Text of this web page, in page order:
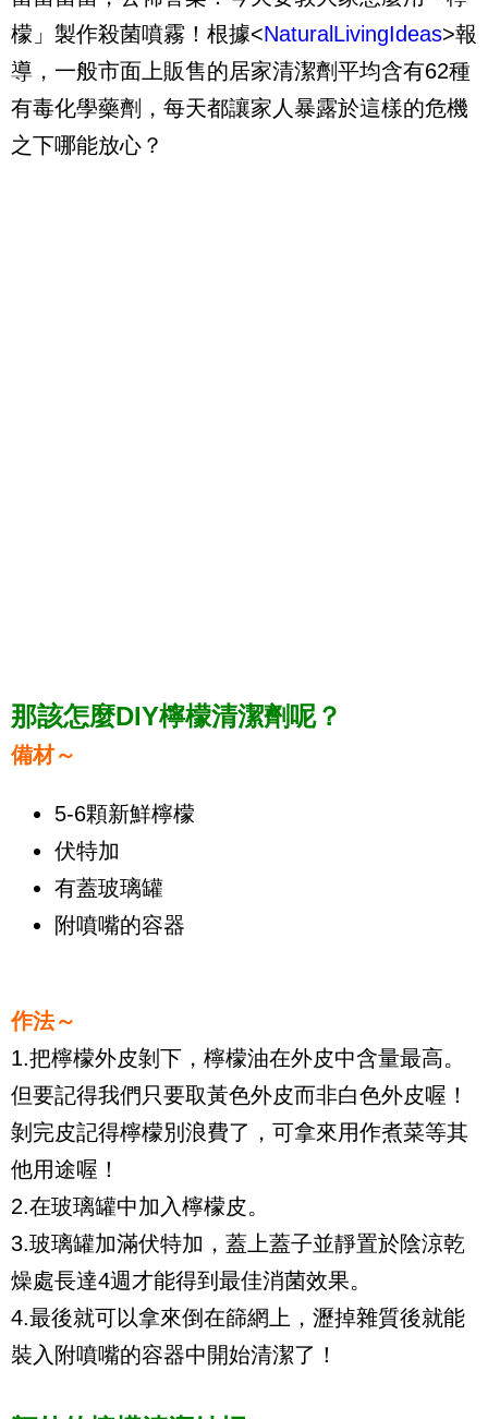
檬」製作殺菌噴霧！根據<NaturalLivingIdeas>報
導，一般市面上販售的居家清潔劑平均含有62種
有毒化學藥劑，每天都讓家人暴露於這樣的危機
之下哪能放心？
那該怎麼DIY檸檬清潔劑呢？
備材～
5-6顆新鮮檸檬
伏特加
有蓋玻璃罐
附噴嘴的容器
作法～
1.把檸檬外皮剝下，檸檬油在外皮中含量最高。
但要記得我們只要取黃色外皮而非白色外皮喔！
剝完皮記得檸檬別浪費了，可拿來用作煮菜等其
他用途喔！
2.在玻璃罐中加入檸檬皮。
3.玻璃罐加滿伏特加，蓋上蓋子並靜置於陰涼乾
燥處長達4週才能得到最佳消菌效果。
4.最後就可以拿來倒在篩網上，瀝掉雜質後就能
裝入附噴嘴的容器中開始清潔了！